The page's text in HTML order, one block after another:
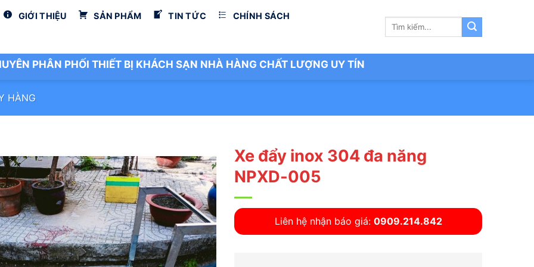
GIỚI THIỆU SẢN PHẨM TIN TỨC CHÍNH SÁCH
Tìm
PHÂN PHỐI THIẾT BỊ KHÁCH SẠN NHÀ HÀNG CHẤT LƯỢNG UY TÍN
HÀNG
Xe đẩy inox 304 đa năng
NPXD-005
Liên hệ nhận báo giá: 0909.214.842